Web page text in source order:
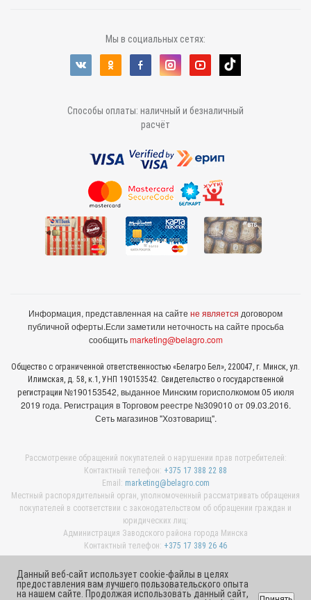
Мы в социальных сетях:
Способы оплаты: наличный и безналичный
расчёт
Информация, представленная на сайте не является договором
публичной оферты.Если заметили неточность на сайте просьба
сообщитьmarketing@belagro.com
Общество с ограниченной ответственностью «Белагро Бел», 220047, г. Минск, ул.
Илимская, д. 58, к.1, УНП 190153542. Свидетельство о государственной
регистрации №190153542, выданное Минcким горисполкомом 05 июля
2019 года. Регистрация в Торговом реестре №309010 от 09.03.2016.
Сеть магазинов "Хозтоварищ".
Рассмотрение обращений покупателей о нарушении прав потребителей:
Контактный телефон: +375 17 388 22 88
Email: marketing@belagro.com
Местный распорядительный орган, уполномоченный рассматривать обращения
покупателей в соответствии с законодательством об обращении граждан и
юридических лиц:
Администрация Заводского района города Минска
Контактный телефон: +375 17 389 26 46
© 2026 ООО «Белагро Бел»
Данный веб-сайт использует cookie-файлы в целях
предоставления вам лучшего пользовательского опыта
на нашем сайте. Продолжая использовать данный сайт,